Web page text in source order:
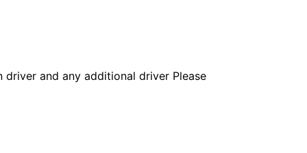
and any additional driver Please